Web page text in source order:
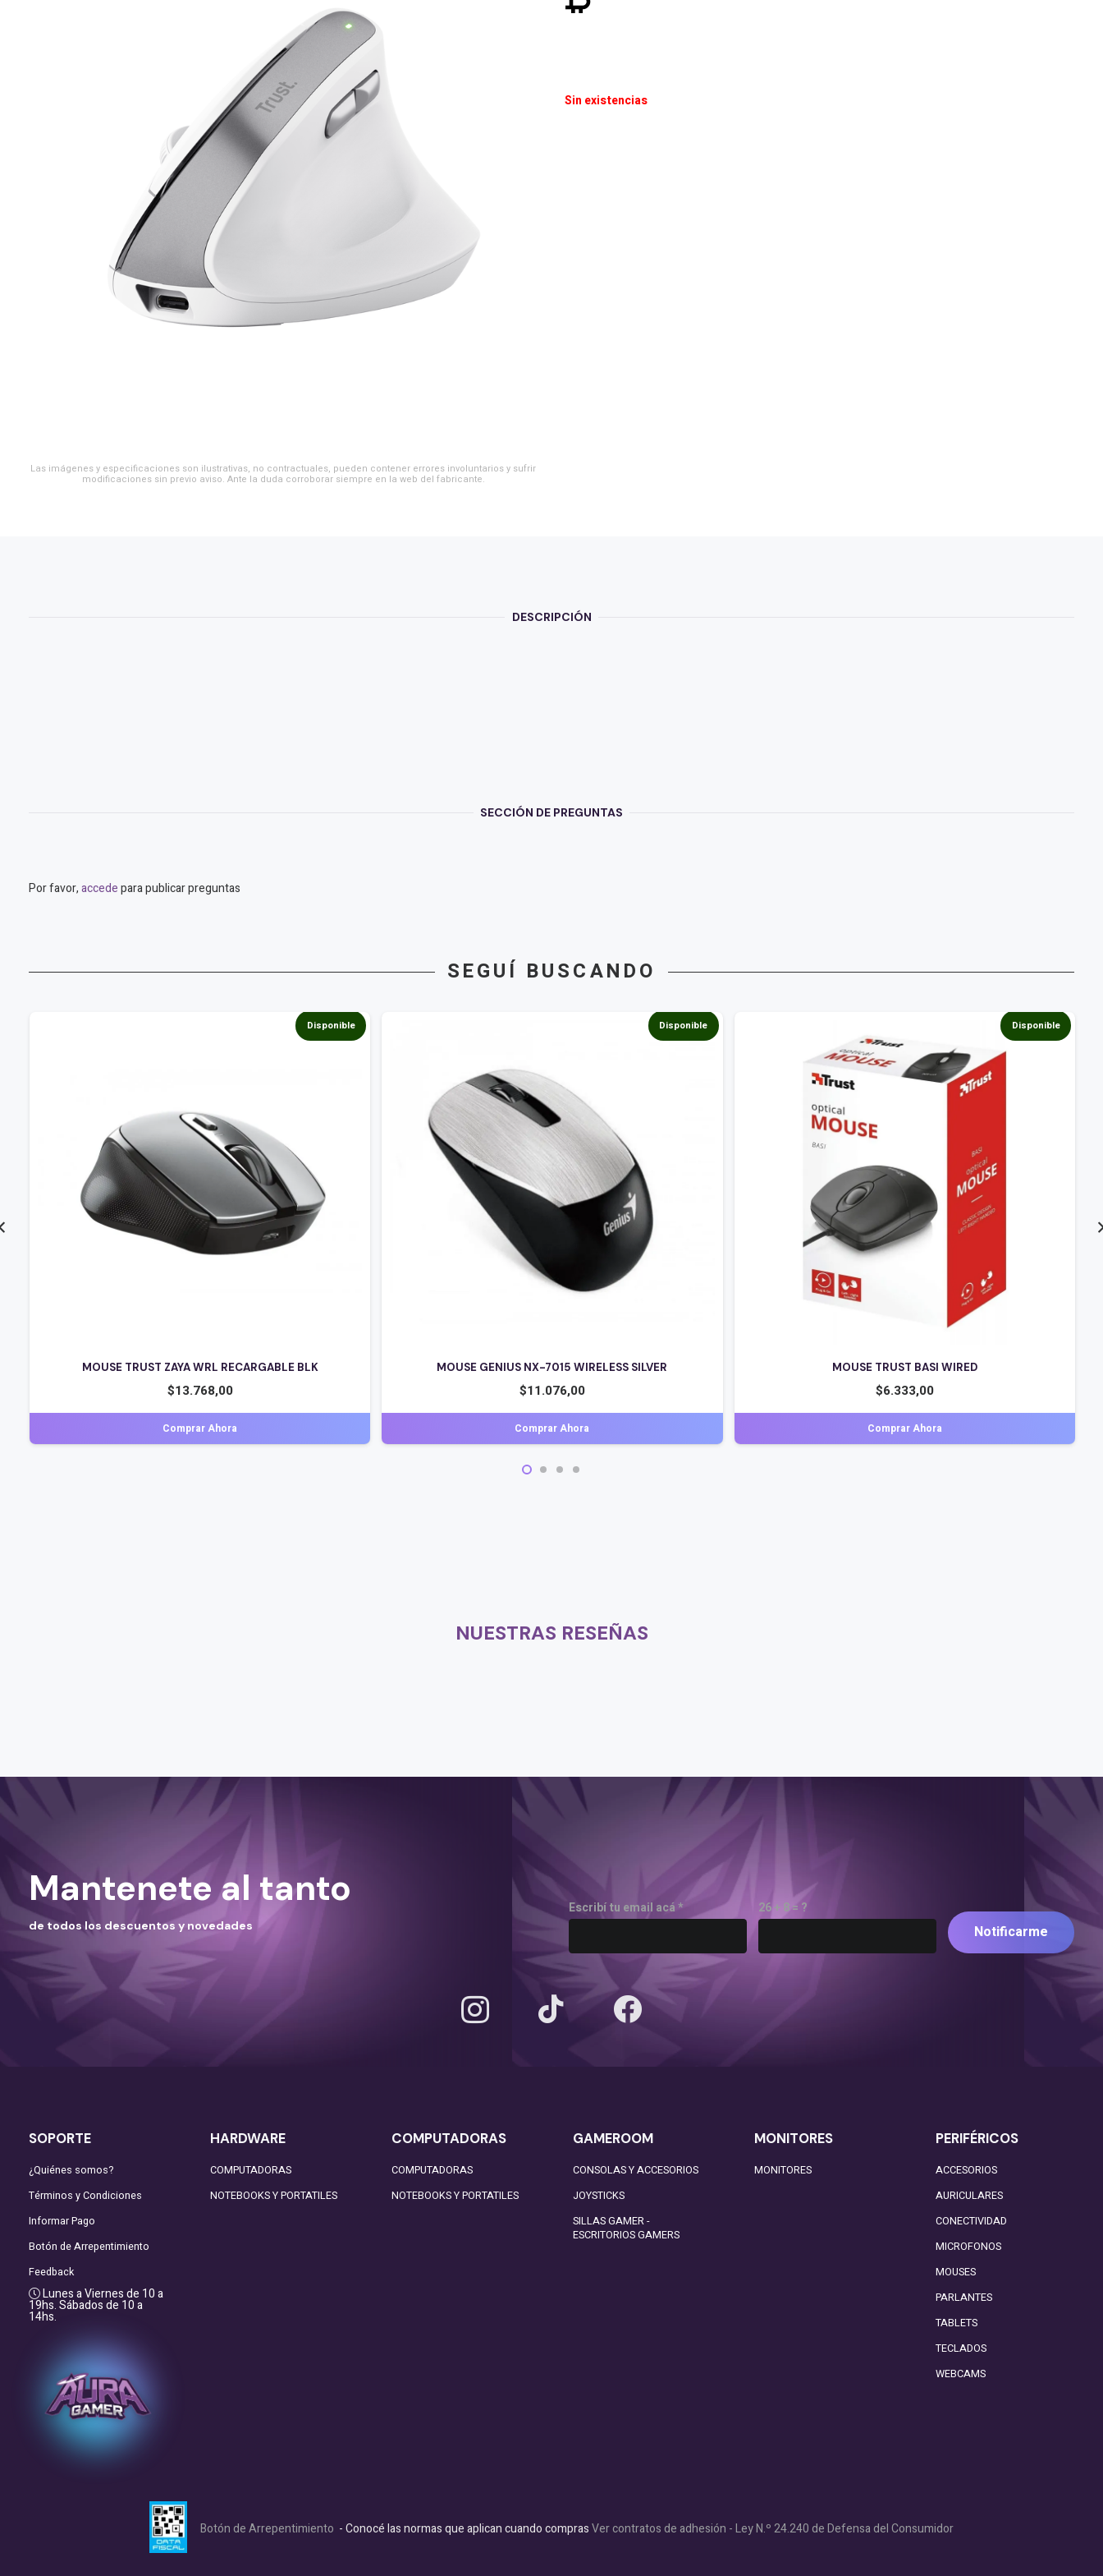
Las imágenes y especificaciones son ilustrativas, no contractuales, pueden contener errores involuntarios y sufrir
modificaciones sin previo aviso. Ante la duda corroborar siempre en la web del fabricante.
Sin existencias
DESCRIPCIÓN
SECCIÓN DE PREGUNTAS
Por favor,accedepara publicar preguntas
SEGUÍ BUSCANDO
Disponible
MOUSE TRUST ZAYA WRL RECARGABLE BLK
$13.768,00
Comprar Ahora
Disponible
MOUSE GENIUS NX-7015 WIRELESS SILVER
$11.076,00
Comprar Ahora
Disponible
MOUSE TRUST BASI WIRED
$6.333,00
Comprar Ahora
NUESTRAS RESEÑAS
Mantenete al tanto
de todos los descuentos y novedades
Escribí tu email acá * 26 + 8 = ?
Notificarme
SOPORTE
¿Quiénes somos?
Términos y Condiciones
Informar Pago
Botón de Arrepentimiento
Feedback
Lunes a Viernes de 10 a
19hs. Sábados de 10 a
14hs.
HARDWARE
COMPUTADORAS
NOTEBOOKS Y PORTATILES
COMPUTADORAS
COMPUTADORAS
NOTEBOOKS Y PORTATILES
GAMEROOM
CONSOLAS Y ACCESORIOS
JOYSTICKS
SILLAS GAMER -
ESCRITORIOS GAMERS
MONITORES
MONITORES
PERIFÉRICOS
ACCESORIOS
AURICULARES
CONECTIVIDAD
MICROFONOS
MOUSES
PARLANTES
TABLETS
TECLADOS
WEBCAMS
Botón de Arrepentimiento - Conocé las normas que aplican cuando comprasVer contratos de adhesión - Ley N.º 24.240 de Defensa del Consumidor